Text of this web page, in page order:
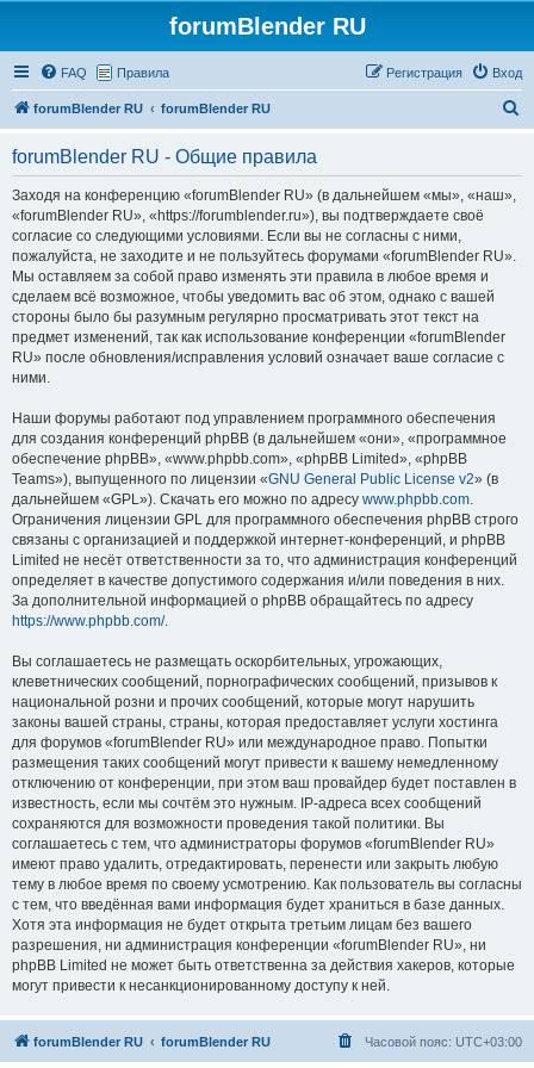
forumBlender RU
FAQ Правила Вход
Регистрация
forumBlender RU forumBlender RU
forumBlender RU - Общие правила
Заходя на конференцию «forumBlender RU» (в дальнейшем «мы», «наш»,
«forumBlender RU», «https://forumblender.ru»), вы подтверждаете своё
согласие со следующими условиями. Если вы не согласны с ними,
пожалуйста, не заходите и не пользуйтесь форумами «forumBlender RU».
Мы оставляем за собой право изменять эти правила в любое время и
сделаем всё возможное, чтобы уведомить вас об этом, однако с вашей
стороны было бы разумным регулярно просматривать этот текст на
предмет изменений, так как использование конференции «forumBlender
RU» после обновления/исправления условий означает ваше согласие с
ними.
Наши форумы работают под управлением программного обеспечения
для создания конференций phpBB (в дальнейшем «они», «программное
обеспечение phpBB», «www.phpbb.com», «phpBB Limited», «phpBB
Teams»), выпущенного по лицензии «GNU General Public License v2» (в
дальнейшем «GPL»). Скачать его можно по адресу www.phpbb.com.
Ограничения лицензии GPL для программного обеспечения phpBB строго
связаны с организацией и поддержкой интернет-конференций, и phpBB
Limited не несёт ответственности за то, что администрация конференций
определяет в качестве допустимого содержания и/или поведения в них.
За дополнительной информацией о phpBB обращайтесь по адресу
https://www.phpbb.com/.
Вы соглашаетесь не размещать оскорбительных, угрожающих,
клеветнических сообщений, порнографических сообщений, призывов к
национальной розни и прочих сообщений, которые могут нарушить
законы вашей страны, страны, которая предоставляет услуги хостинга
для форумов «forumBlender RU» или международное право. Попытки
размещения таких сообщений могут привести к вашему немедленному
отключению от конференции, при этом ваш провайдер будет поставлен в
известность, если мы сочтём это нужным. IP-адреса всех сообщений
сохраняются для возможности проведения такой политики. Вы
соглашаетесь с тем, что администраторы форумов «forumBlender RU»
имеют право удалить, отредактировать, перенести или закрыть любую
тему в любое время по своему усмотрению. Как пользователь вы согласны
с тем, что введённая вами информация будет храниться в базе данных.
Хотя эта информация не будет открыта третьим лицам без вашего
разрешения, ни администрация конференции «forumBlender RU», ни
phpBB Limited не может быть ответственна за действия хакеров, которые
могут привести к несанкционированному доступу к ней.
forumBlender RU forumBlender RU Часовой пояс: UTC+03:00